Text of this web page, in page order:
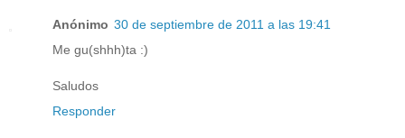
Anónimo 30 de septiembre de 2011 a las 19:41
Me gu(shhh)ta :)
Saludos
Responder